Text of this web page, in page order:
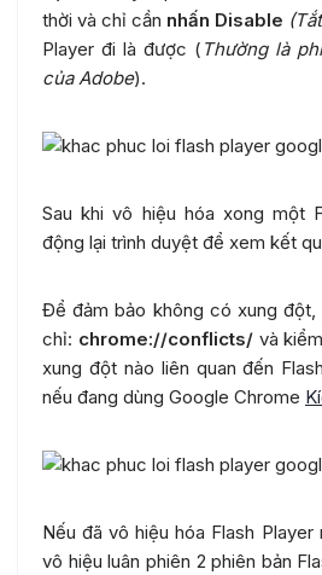
thời và chỉ cần nhấn Disable
Player đi là được ( Thường là
của Adobe).
Sau khi vô hiệu hóa xong một
động lại trình duyệt để xem kết
Để đảm bảo không có xung đột,
chỉ: chrome://conflicts/và
xung đột nào liên quan đến
nếu đang dùng Google Chrome
Nếu đã vô hiệu hóa Flash
vô hiệu luân phiên 2 phiên bản